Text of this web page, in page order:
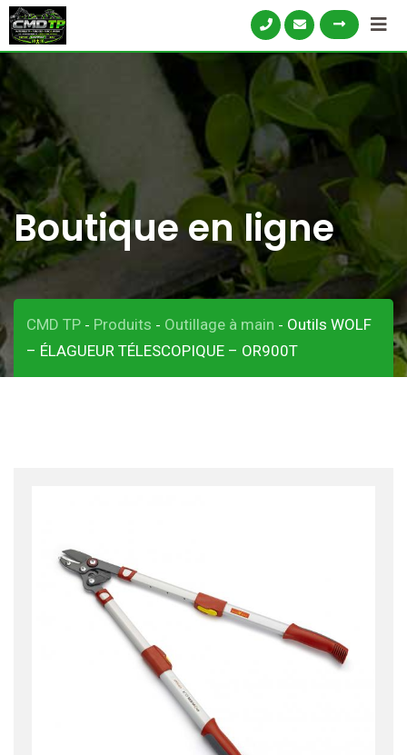
Skip
content
Boutique en ligne
CMD TP - Produits - Outillage à main - Outils WOLF
– ÉLAGUEUR TÉLESCOPIQUE – OR900T